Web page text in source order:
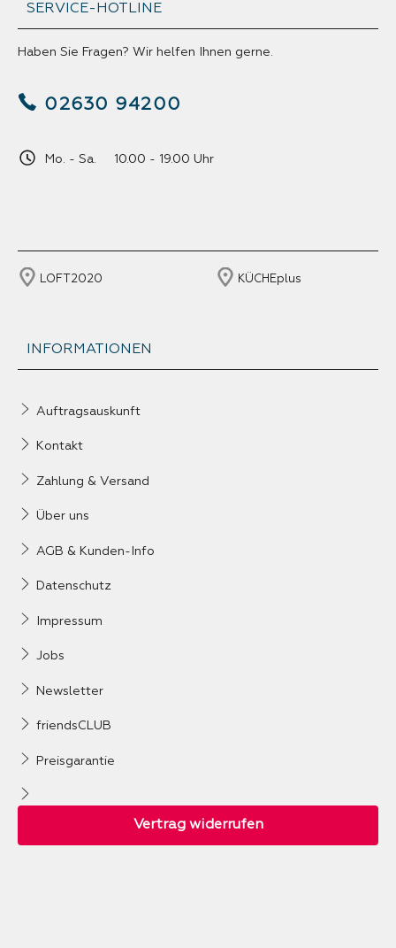
SERVICE-HOTLINE
Haben Sie Fragen? Wir helfen Ihnen gerne.
02630 94200
Mo. - Sa. 10.00 - 19.00 Uhr
LOFT2020 KÜCHEplus
INFORMATIONEN
Auftragsauskunft
Kontakt
Zahlung & Versand
Über uns
AGB & Kunden-Info
Datenschutz
Impressum
Jobs
Newsletter
friendsCLUB
Preisgarantie